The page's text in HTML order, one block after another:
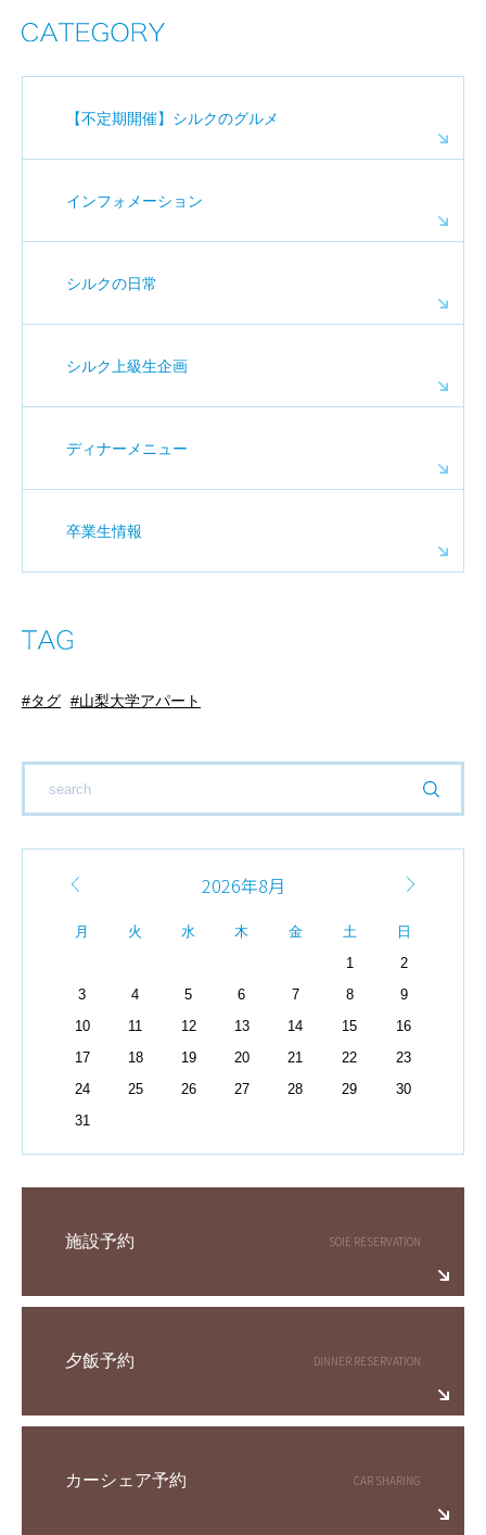
【不定期開催】シルクのグルメ
インフォメーション
シルクの日常
シルク上級生企画
ディナーメニュー
卒業生情報
タグ 山梨大学アパート
2026年8月
月 火 水 木 金 土
日
1
2
3
4 5 6 7 8
9
10
11 12 13 14 15
16
17
18 19 20 21 22
23
24
25 26 27 28 29
30
31
施設予約
夕飯予約
カーシェア予約